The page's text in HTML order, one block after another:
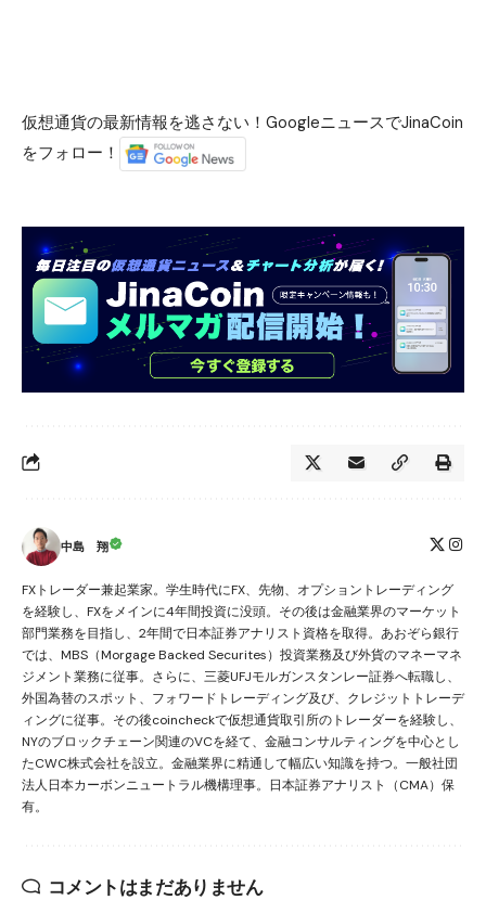
仮想通貨の最新情報を逃さない！GoogleニュースでJinaCoin
をフォロー！
中島 翔
FXトレーダー兼起業家。学生時代にFX、先物、オプショントレーディング
を経験し、FXをメインに4年間投資に没頭。その後は金融業界のマーケット
部門業務を目指し、2年間で日本証券アナリスト資格を取得。あおぞら銀行
では、MBS（Morgage Backed Securites）投資業務及び外貨のマネーマネ
ジメント業務に従事。さらに、三菱UFJモルガンスタンレー証券へ転職し、
外国為替のスポット、フォワードトレーディング及び、クレジットトレーデ
ィングに従事。その後coincheckで仮想通貨取引所のトレーダーを経験し、
NYのブロックチェーン関連のVCを経て、金融コンサルティングを中心とし
たCWC株式会社を設立。金融業界に精通して幅広い知識を持つ。一般社団
法人日本カーボンニュートラル機構理事。日本証券アナリスト（CMA）保
有。
コメントはまだありません